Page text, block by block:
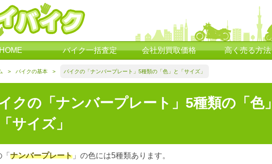
バイク一括査定 会社別買取価格 高く売る方法
> バイクの基本 > バイクの「ナンバープレート」5種類の「色」と「サイズ」
クの「ナンバープレート」5種類の「色」
サイズ」
ナンバープレート 」の色には5種類あります。